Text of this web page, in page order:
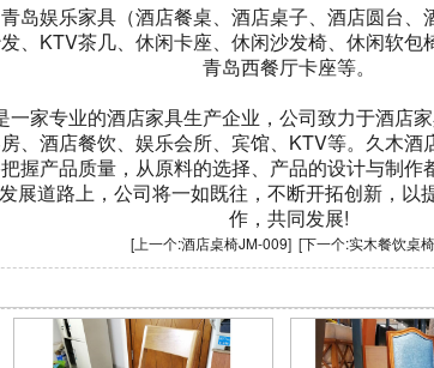
岛娱乐家具（酒店餐桌、酒店桌子、酒店圆台、
、KTV茶几、休闲卡座、休闲沙发椅、休闲软包
青岛西餐厅卡座等。
家专业的酒店家具生产企业，公司致力于酒店
、酒店餐饮、娱乐会所、宾馆、KTV等。久木
握产品质量，从原料的选择、产品的设计与制
展道路上，公司将一如既往，不断开拓创新，
作，共同发展!
[上一个:酒店桌椅JM-009] [下一个:实木餐饮桌